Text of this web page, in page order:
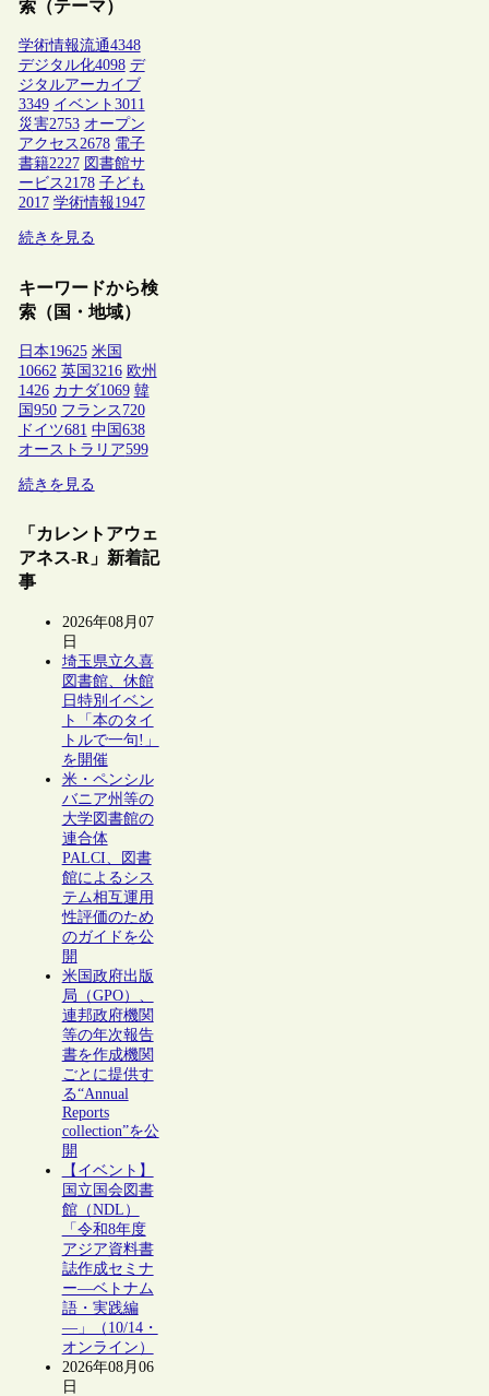
索（テーマ）
学術情報流通4348
デジタル化4098 デ
ジタルアーカイブ
3349 イベント 3011
災害2753 オープン
アクセス2678 電子
書籍2227 図書館サ
ービス2178 子ども
2017 学術情報1947
続きを見る
キーワードから検
索（国・地域）
日本19625 米国
10662 英国 3216 欧州
1426 カナダ1069 韓
国 950 フランス 720
ドイツ681 中国 638
オーストラリア599
続きを見る
「カレントアウェ
アネス-R」新着記
事
2026年08月07
日
埼玉県立久喜
図書館、休館
日特別イベン
ト「本のタイ
トルで一句!」
を開催
米・ペンシル
バニア州等の
大学図書館の
連合体
PALCI、図書
館によるシス
テム相互運用
性評価のため
のガイドを公
開
米国政府出版
局（GPO）、
連邦政府機関
等の年次報告
書を作成機関
ごとに提供す
る“Annual
Reports
collection”を公
開
【イベント】
国立国会図書
館（NDL）
「令和8年度
アジア資料書
誌作成セミナ
ー―ベトナム
語・実践編
―」（10/14・
オンライン）
2026年08月06
日